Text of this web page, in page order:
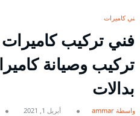
فني كاميرات
تركيب وصيانة
بدالات
بواسطة ammar أبريل 1, 2021